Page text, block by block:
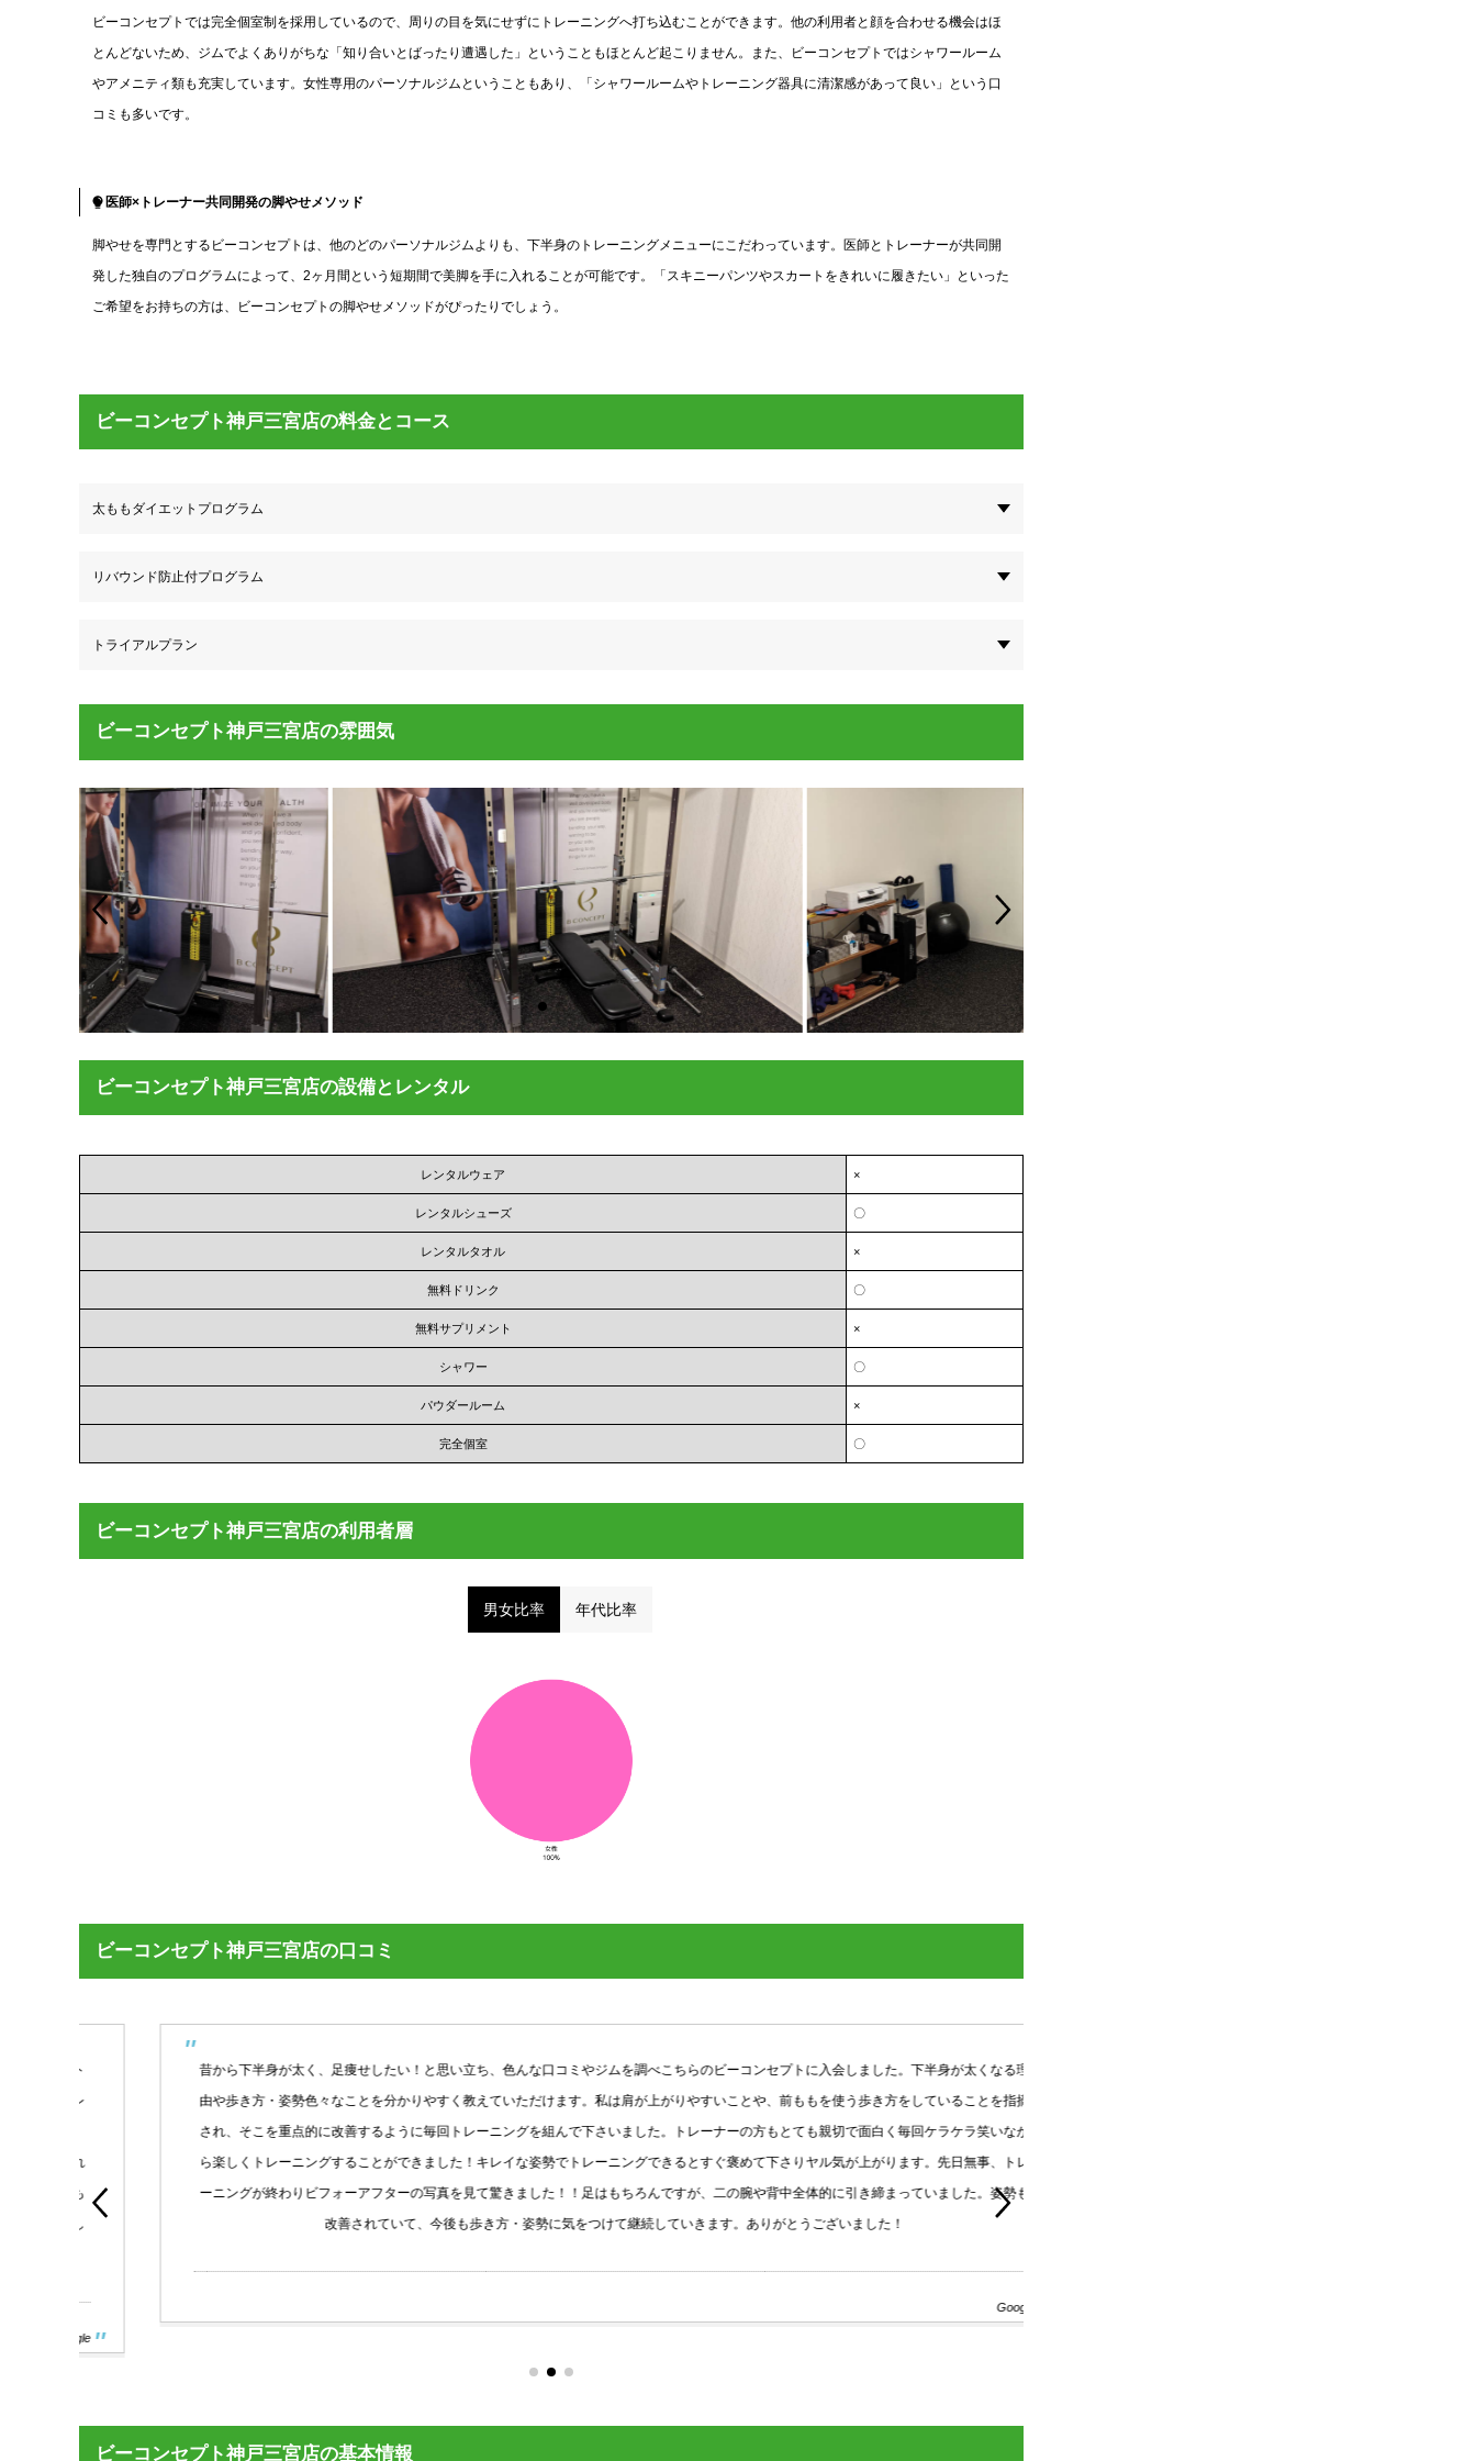
ビーコンセプトでは完全個室制を採用しているので、周りの目を気にせずにトレーニングへ打ち込むことができます。他の利用者と顔を合わせる機会はほ
とんどないため、ジムでよくありがちな「知り合いとばったり遭遇した」ということもほとんど起こりません。また、ビーコンセプトではシャワールーム
やアメニティ類も充実しています。女性専用のパーソナルジムということもあり、「シャワールームやトレーニング器具に清潔感があって良い」という口
コミも多いです。
医師×トレーナー共同開発の脚やせメソッド
脚やせを専門とするビーコンセプトは、他のどのパーソナルジムよりも、下半身のトレーニングメニューにこだわっています。医師とトレーナーが共同開
発した独自のプログラムによって、2ヶ月間という短期間で美脚を手に入れることが可能です。「スキニーパンツやスカートをきれいに履きたい」といった
ご希望をお持ちの方は、ビーコンセプトの脚やせメソッドがぴったりでしょう。
ビーコンセプト神戸三宮店の料金とコース
太ももダイエットプログラム
リバウンド防止付プログラム
トライアルプラン
ビーコンセプト神戸三宮店の雰囲気
ビーコンセプト神戸三宮店の設備とレンタル
レンタルウェア ×
レンタルシューズ 〇
レンタルタオル ×
無料ドリンク 〇
無料サプリメント ×
シャワー 〇
パウダールーム ×
完全個室 〇
ビーコンセプト神戸三宮店の利用者層
男女比率 年代比率
ビーコンセプト神戸三宮店の口コミ
昔から下半身が太く、足痩せしたい！と思い立ち、色んな口コミやジムを調べこちらのビーコンセプトに入会しました。下半身が太くなる理
由や歩き方・姿勢色々なことを分かりやすく教えていただけます。私は肩が上がりやすいことや、前ももを使う歩き方をしていることを指摘
され、そこを重点的に改善するように毎回トレーニングを組んで下さいました。トレーナーの方もとても親切で面白く毎回ケラケラ笑いなが
ら楽しくトレーニングすることができました！キレイな姿勢でトレーニングできるとすぐ褒めて下さりヤル気が上がります。先日無事、トレ
ーニングが終わりビフォーアフターの写真を見て驚きました！！足はもちろんですが、二の腕や背中全体的に引き締まっていました。姿勢も
改善されていて、今後も歩き方・姿勢に気をつけて継続していきます。ありがとうございました！
ビーコンセプト神戸三宮店の基本情報